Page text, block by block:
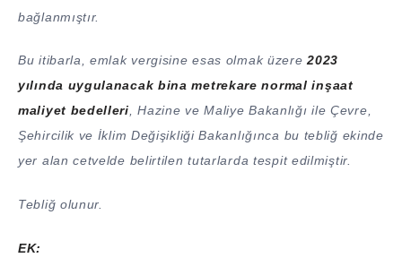
bağlanmıştır.
Bu itibarla, emlak vergisine esas olmak üzere2023
yılında uygulanacak bina metrekare normal inşaat
maliyet bedelleri, Hazine ve Maliye Bakanlığı ile Çevre,
Şehircilik ve İklim Değişikliği Bakanlığınca bu tebliğ ekinde
yer alan cetvelde belirtilen tutarlarda tespit edilmiştir.
Tebliğ olunur.
EK: